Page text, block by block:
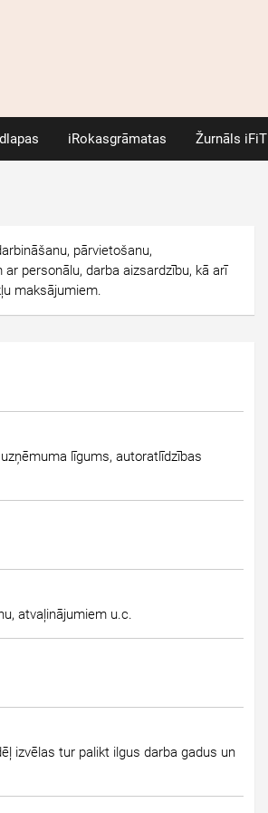
iRokasgrāmatas Žurnāls iFiT
pārvietošanu,
personālu, darba aizsardzību, kā arī
maksājumiem.
līgums, autoratlīdzības
atvaļinājumiem u.c.
izvēlas tur palikt ilgus darba gadus un